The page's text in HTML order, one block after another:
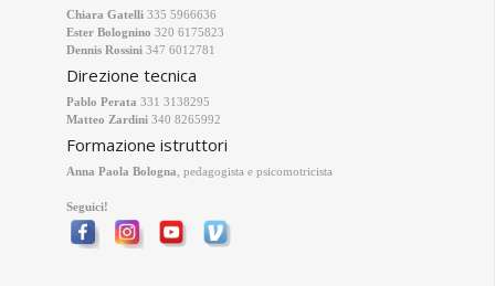
Chiara Gatelli 335 5966636
Ester Bolognino 320 6175823
Dennis Rossini 347 6012781
Direzione tecnica
Pablo Perata 331 3138295
Matteo Zardini 340 8265992
Formazione istruttori
Anna Paola Bologna , pedagogista e psicomotricista
Seguici!